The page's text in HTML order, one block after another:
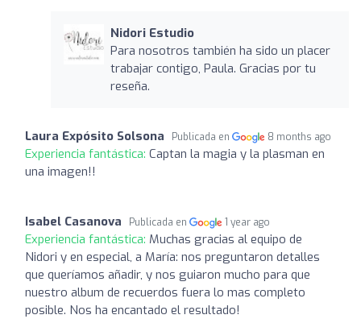
Nidori Estudio
Para nosotros también ha sido un placer
trabajar contigo, Paula. Gracias por tu
reseña.
Laura Expósito Solsona Publicada en 8 months ago
Experiencia fantástica: Captan la magia y la plasman en
una imagen!!
Isabel Casanova Publicada en 1 year ago
Experiencia fantástica: Muchas gracias al equipo de
Nidori y en especial, a María: nos preguntaron detalles
que queríamos añadir, y nos guiaron mucho para que
nuestro album de recuerdos fuera lo mas completo
posible. Nos ha encantado el resultado!